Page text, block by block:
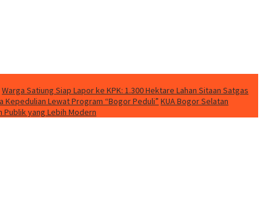
Warga Satiung Siap Lapor ke KPK: 1.300 Hektare Lahan Sitaan Satgas
Kepedulian Lewat Program “Bogor Peduli” KUA Bogor Selatan
Publik yang Lebih Modern